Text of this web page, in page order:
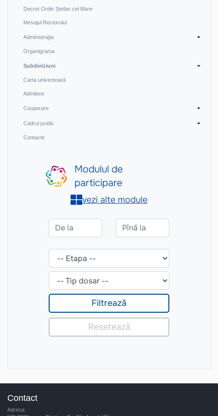
Decret Ordin Ștefan cel Mare
Mesajul Rectorului
Administraţia
Organigrama
Subdiviziuni
Carta univeristară
Admitere
Cooperare
Cadrul juridic
Contacte
Contact
Adresa: